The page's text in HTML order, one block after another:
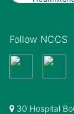
Follow NCCS
30 Hospital